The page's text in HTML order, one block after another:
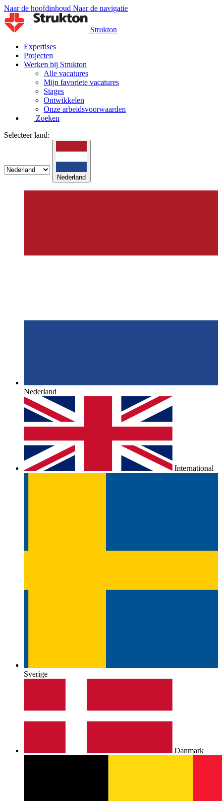
Naar de hoofdinhoud Naar de navigatie
Strukton
Expertises
Projecten
Werken bij Strukton
Alle vacatures
Mijn favoriete vacatures
Stages
Ontwikkelen
Onze arbeidsvoorwaarden
Zoeken
Selecteer land:
Nederland
Nederland
International
Sverige
Danmark